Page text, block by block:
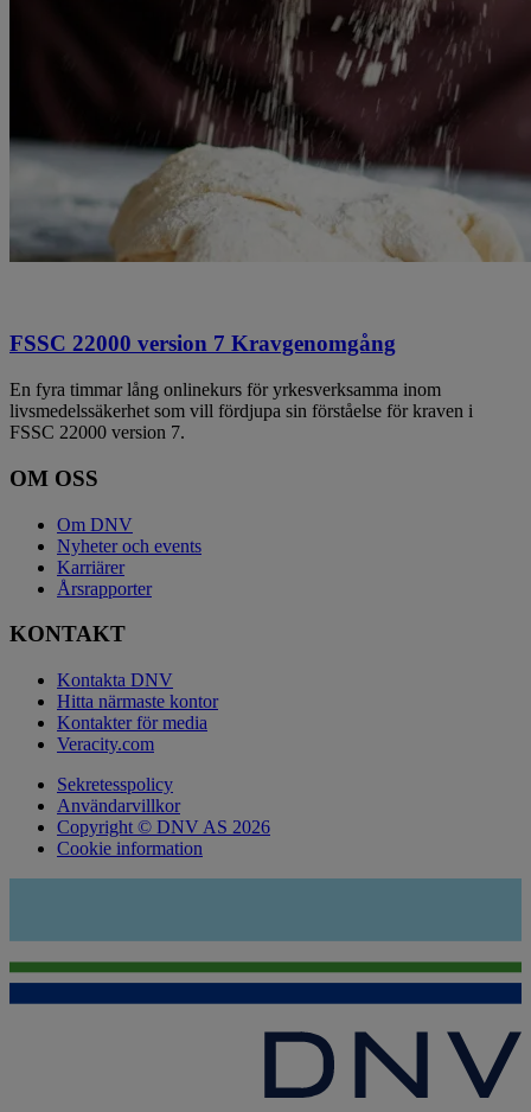
FSSC 22000 version 7 Kravgenomgång
En fyra timmar lång onlinekurs för yrkesverksamma inom
livsmedelssäkerhet som vill fördjupa sin förståelse för kraven i
FSSC 22000 version 7.
OM OSS
Om DNV
Nyheter och events
Karriärer
Årsrapporter
KONTAKT
Kontakta DNV
Hitta närmaste kontor
Kontakter för media
Veracity.com
Sekretesspolicy
Användarvillkor
Copyright © DNV AS 2026
Cookie information